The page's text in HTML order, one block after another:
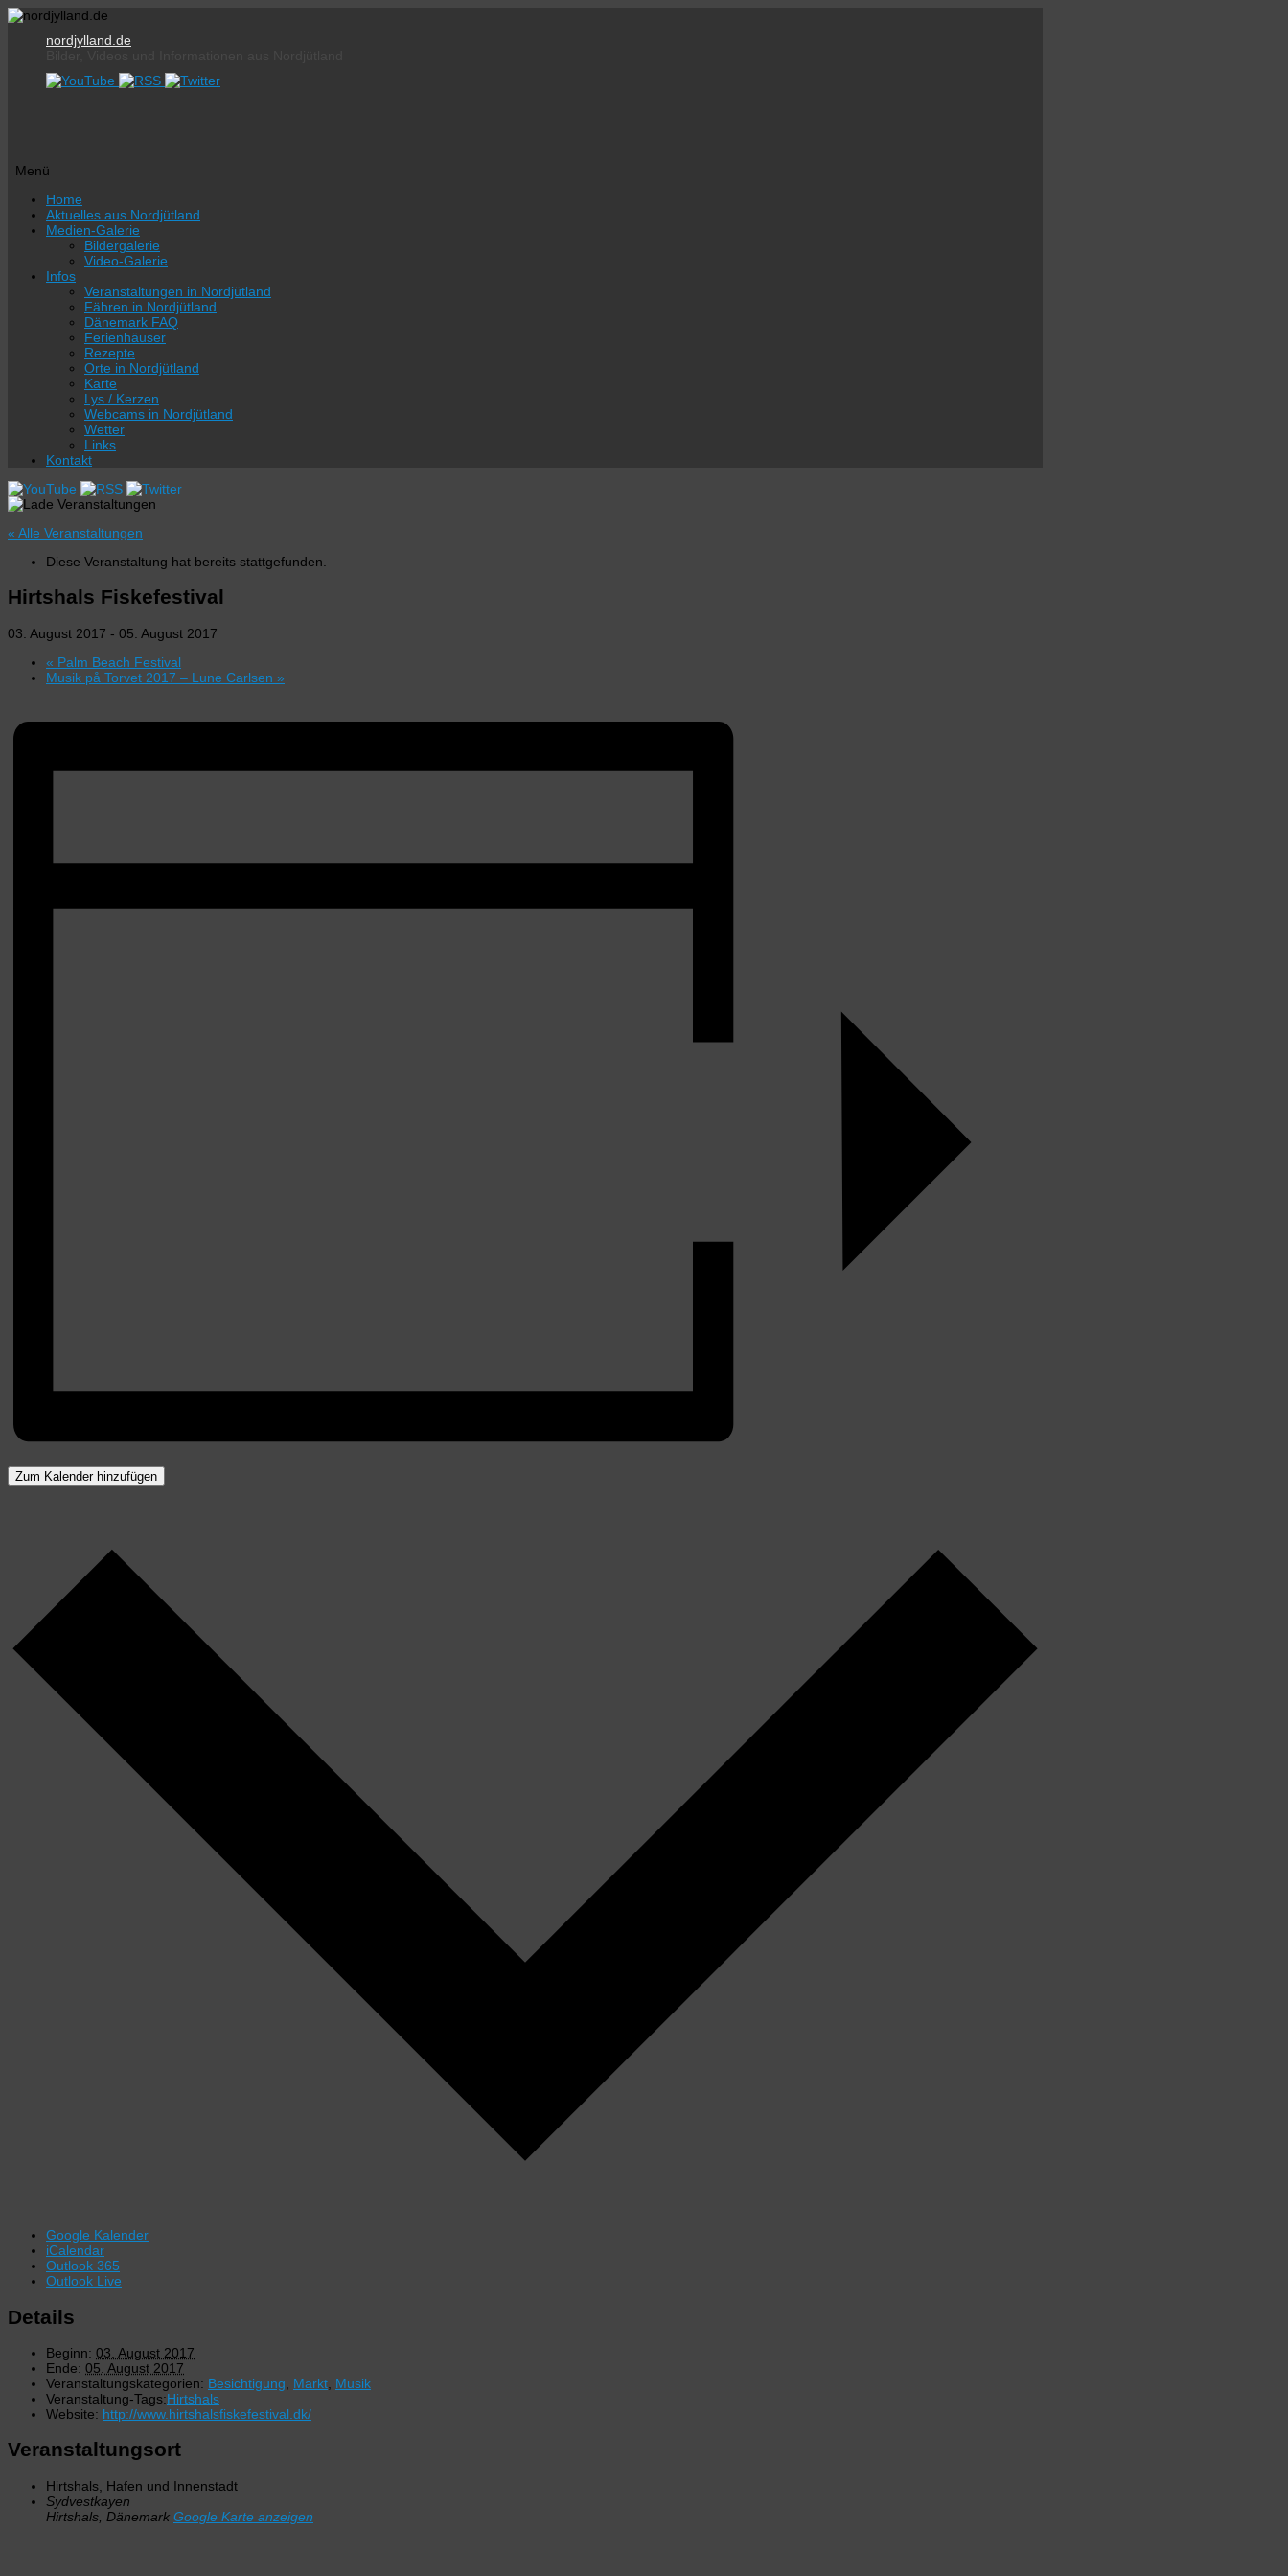
nordjylland.de
Menü
Zum
Inhalt
springen
Home
Aktuelles aus Nordjütland
Medien-Galerie
Bildergalerie
Video-Galerie
Infos
Veranstaltungen in Nordjütland
Fähren in Nordjütland
Dänemark FAQ
Ferienhäuser
Rezepte
Orte in Nordjütland
Karte
Lys / Kerzen
Webcams in Nordjütland
Wetter
Links
Kontakt
« Alle Veranstaltungen
Diese Veranstaltung hat bereits stattgefunden.
Hirtshals Fiskefestival
03. August 2017 - 05. August 2017
« Palm Beach Festival
Musik på Torvet 2017 – Lune Carlsen »
Zum Kalender hinzufügen
Google Kalender
iCalendar
Outlook 365
Outlook Live
Details
Beginn: 03. August 2017
Ende: 05. August 2017
Veranstaltungskategorien: Besichtigung Markt Musik
Veranstaltung-Tags:Hirtshals
Website: http://www.hirtshalsfiskefestival.dk/
Veranstaltungsort
Hirtshals, Hafen und Innenstadt
Sydvestkayen
Hirtshals Dänemark Google Karte anzeigen